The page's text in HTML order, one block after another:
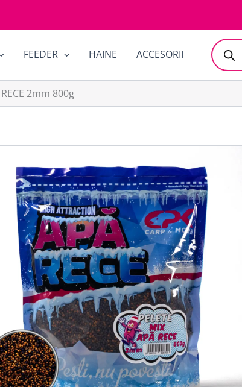
FEEDER HAINE ACCESORII
Products
search
RECE 2mm 800g